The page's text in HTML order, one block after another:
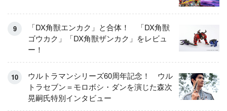
「DX角獣エンカク」と合体！ 「DX角獣
ゴウカク」「DX角獣ザンカク」をレビュ
ー！
ウルトラマンシリーズ60周年記念！ ウル
トラセブン＝モロボシ・ダンを演じた森次
晃嗣氏特別インタビュー